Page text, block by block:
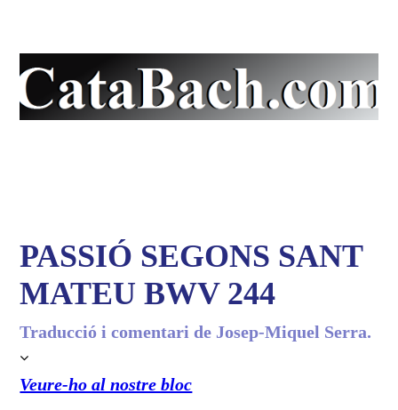
PASSIÓ SEGONS SANT
MATEU BWV 244
Traducció i comentari de Josep-Miquel Serra.
Veure-ho al nostre bloc